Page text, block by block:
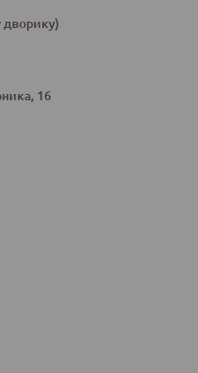
дворику)
16